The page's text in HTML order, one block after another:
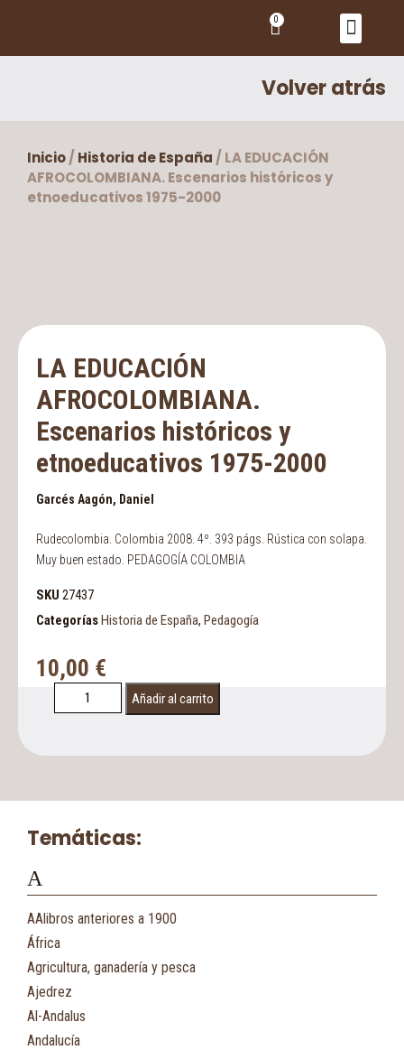
0
Temáticas:
A
AAlibros anteriores a 1900
África
Agricultura, ganadería y pesca
Ajedrez
Al-Andalus
Andalucía
Volver atrás
Inicio/ Historia de España / LA EDUCACIÓN
AFROCOLOMBIANA. Escenarios históricos y
etnoeducativos 1975-2000
LA EDUCACIÓN
AFROCOLOMBIANA.
Escenarios históricos y
etnoeducativos 1975-2000
Garcés Aagón, Daniel
Rudecolombia. Colombia 2008. 4º. 393 págs. Rústica con solapa.
Muy buen estado. PEDAGOGÍA COLOMBIA
SKU 27437
CategoríasHistoria de España, Pedagogía
10,00 €
Añadir al carrito